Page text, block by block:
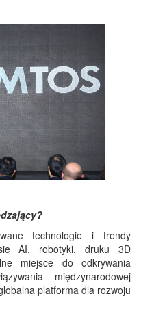
technologie i trendy
AI, robotyki, druku 3D
miejsce do odkrywania
międzynarodowej
platforma dla rozwoju